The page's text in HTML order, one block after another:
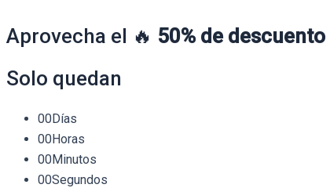
Aprovecha el 🔥 50% de descuento
Solo quedan
00Días
00Horas
00Minutos
00Segundos